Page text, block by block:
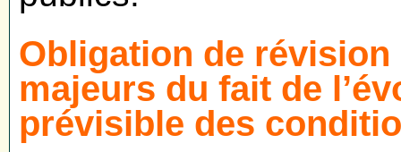
Obligation de
majeurs du fait de
prévisible des